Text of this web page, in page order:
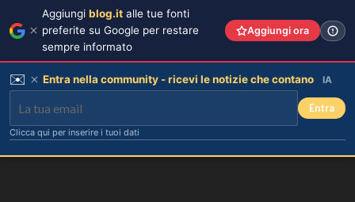
Aggiungi blog.it alle tue fonti
preferite su Google per restare
sempre informato
Aggiungi ora
✉️ Entra nella community - ricevi le notizie che contano IA
Entra
Clicca qui per inserire i tuoi dati